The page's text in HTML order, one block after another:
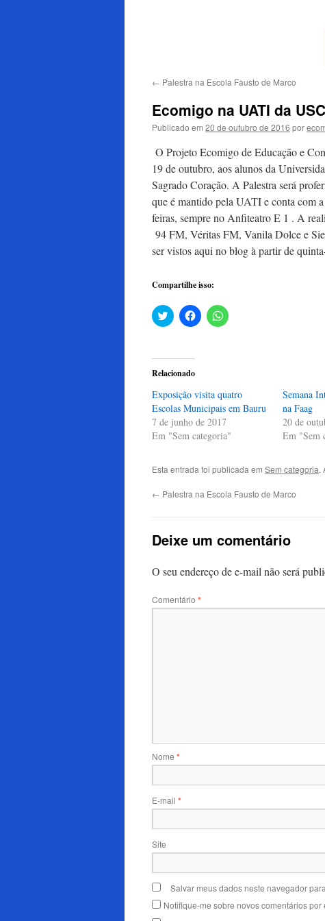
← Palestra na Escola Fausto de Marco
Ecomigo na UATI da USC
Publicado em 20 de outubro de 2016 por
O Projeto Ecomigo de Educação e
19 de outubro, aos alunos da
Sagrado Coração. A Palestra será
que é mantido pela UATI e conta com
feiras, sempre no Anfiteatro E 1 . A
94 FM, Véritas FM, Vanila Dolce e
ser vistos aqui no blog à partir de
Compartilhe isso:
Clique
para
em
nova
janela)
Clique
para
Clique
para
Relacionado
Exposição visita quatro
Escolas Municipais em Bauru
7 de junho de 2017
Em "Sem categoria"
Semana
na Faag
20 de
Em "Sem
Esta entrada foi publicada em Sem categoria.
← Palestra na Escola Fausto de Marco
Deixe um comentário
O seu endereço de e-mail não será
Comentário *
Nome *
E-mail *
Site
Salvar meus dados neste navegador
Notifique-me sobre novos comentários por